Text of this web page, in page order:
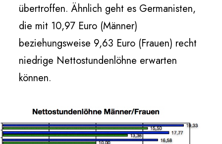
übertroffen. Ähnlich geht es Germanisten,
die mit 10,97 Euro (Männer)
beziehungsweise 9,63 Euro (Frauen) recht
niedrige Nettostundenlöhne erwarten
können.